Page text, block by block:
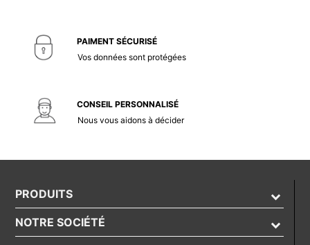
PAIMENT SÉCURISÉ
Vos données sont protégées
CONSEIL PERSONNALISÉ
Nous vous aidons à décider
PRODUITS
NOTRE SOCIÉTÉ